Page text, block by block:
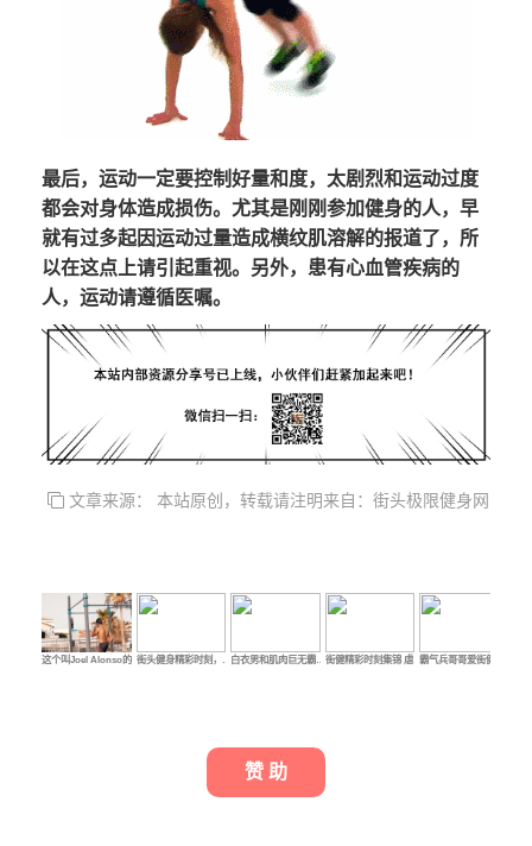
最后，运动一定要控制好量和度，太剧烈和运动过度
都会对身体造成损伤。尤其是刚刚参加健身的人，早
就有过多起因运动过量造成横纹肌溶解的报道了，所
以在这点上请引起重视。另外，患有心血管疾病的
人，运动请遵循医嘱。
文章来源： 本站原创，转载请注明来自：街头极限健身网
这个叫Joel Alonso的…街头健身精彩时刻，… 白衣男和肌肉巨无霸…街健精彩时刻集锦 虐…霸气兵哥哥爱街健 坦…
赞 助